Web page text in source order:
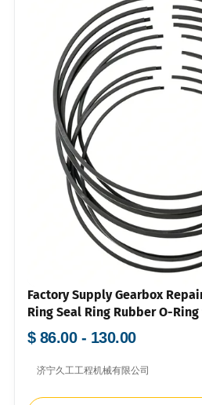
Factory Supply Gearbox
Ring Seal Ring Rubber O-
SD34 Bulldozer Original Quality
$ 86.00 - 130.00
济宁久工工程机械有限公司